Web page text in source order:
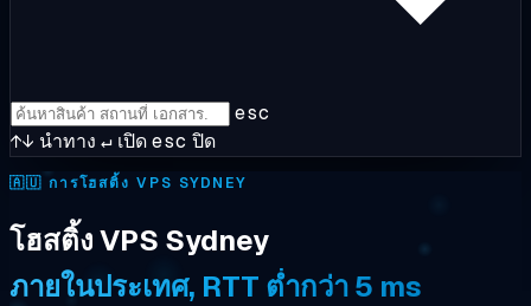
esc
↑↓ นำทาง ↵ เปิดesc ปิด
🇦🇺 การโฮสติ้ง VPS SYDNEY
โฮสติ้ง VPS Sydney
ภายในประเทศ, RTT ต่ำกว่า 5 ms